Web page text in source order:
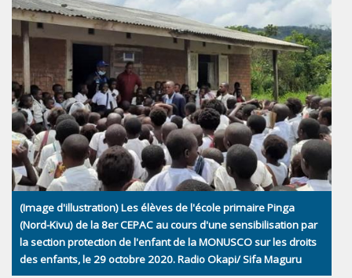
(Image d'illustration) Les élèves de l'école primaire Pinga
(Nord-Kivu) de la 8er CEPAC au cours d'une sensibilisation par
la section protection de l'enfant de la MONUSCO sur les droits
des enfants, le 29 octobre 2020. Radio Okapi/ Sifa Maguru